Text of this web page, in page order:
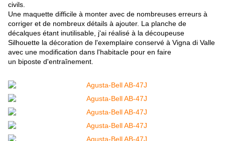
civils.
Une maquette difficile à monter avec de nombreuses erreurs à
corriger et de nombreux détails à ajouter. La planche de
décalques étant inutilisable, j'ai réalisé à la découpeuse
Silhouette la décoration de l'exemplaire conservé à Vigna di Valle
avec une modification dans l'habitacle pour en faire
un biposte d'entraînement.